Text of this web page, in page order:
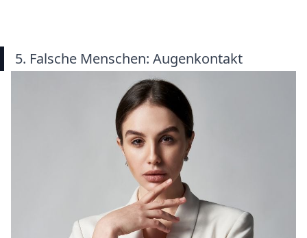
5. Falsche Menschen: Augenkontakt